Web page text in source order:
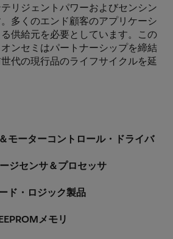
リジェントパワーおよびセンシン
多くのエンド顧客のアプリケーシ
供給元を必要としています。この
ンセミはパートナーシップを締結
代の現行品のライフサイクルを延
モーターコントロール・ドライバ
ジセンサ＆プロセッサ
ド・ロジック製品
メモリ